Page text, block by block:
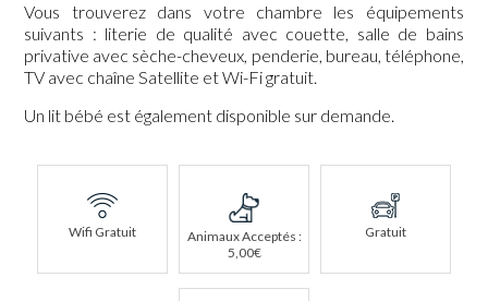
Vous trouverez dans votre chambre les équipements
suivants : literie de qualité avec couette, salle de bains
privative avec sèche-cheveux, penderie, bureau, téléphone,
TV avec chaîne Satellite et Wi-Fi gratuit.
Un lit bébé est également disponible sur demande.
Wifi Gratuit
Animaux Acceptés :
5,00€
Gratuit